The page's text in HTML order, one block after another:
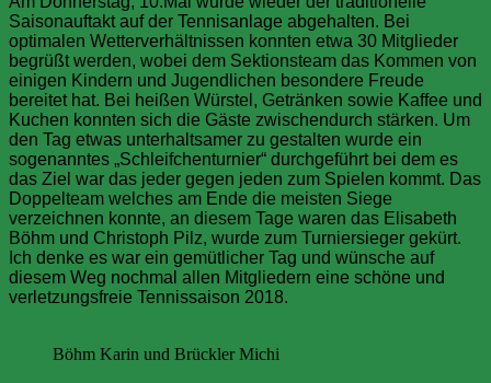
Saisonauftakt auf der Tennisanlage abgehalten. Bei
optimalen Wetterverhältnissen konnten etwa 30 Mitglieder
begrüßt werden, wobei dem Sektionsteam das Kommen von
einigen Kindern und Jugendlichen besondere Freude
bereitet hat. Bei heißen Würstel, Getränken sowie Kaffee und
Kuchen konnten sich die Gäste zwischendurch stärken. Um
den Tag etwas unterhaltsamer zu gestalten wurde ein
sogenanntes „Schleifchenturnier“ durchgeführt bei dem es
das Ziel war das jeder gegen jeden zum Spielen kommt. Das
Doppelteam welches am Ende die meisten Siege
verzeichnen konnte, an diesem Tage waren das Elisabeth
Böhm und Christoph Pilz, wurde zum Turniersieger gekürt.
Ich denke es war ein gemütlicher Tag und wünsche auf
diesem Weg nochmal allen Mitgliedern eine schöne und
verletzungsfreie Tennissaison 2018.
Böhm Karin und Brückler Michi